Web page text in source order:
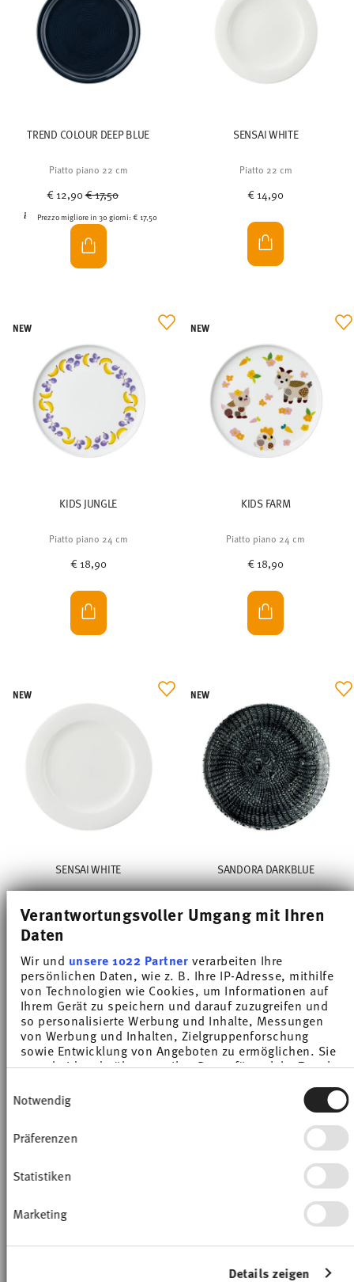
Verantwortungsvoller Umgang mit Ihren
Daten
Wir und unsere 1022 Partnerverarbeiten Ihre
persönlichen Daten, wie z. B. Ihre IP-Adresse, mithilfe
von Technologien wie Cookies, um Informationen auf
Ihrem Gerät zu speichern und darauf zuzugreifen und
so personalisierte Werbung und Inhalte, Messungen
von Werbung und Inhalten, Zielgruppenforschung
sowie Entwicklung von Angeboten zu ermöglichen. Sie
entscheiden darüber, wer Ihre Daten für welche Zwecke
Cookie-Erklärung oder durch Klicken auf das Privacy
Trigger Symbol ändern oder widerrufen
Wenn Sie es erlauben, würden wir auch gerne:
erfassen, welche bis auf einige Meter genau sein
bestimmten Merkmalen (Fingerprinting)
Erfahren Sie mehr darüber, wie Ihre persönlichen Daten
verarbeitet werden, und legen Sie Ihre Präferenzen im
Notwendig
Präferenzen
Statistiken
Marketing
Details zeigen
TREND COLOUR DEEP BLUE
Piatto piano 22 cm
€ 12,90Price reduced from
€ 17,50
Prezzo migliore in 30 giorni: € 17,50
SENSAI WHITE
Piatto 22 cm
€ 14,90
KIDS JUNGLE
Piatto piano 24 cm
€ 18,90
NEW
KIDS FARM
Piatto piano 24 cm
€ 18,90
NEW
SENSAI WHITE
NEW
SANDORA DARKBLUE
NEW
Piatto piano 20 cm
-25%